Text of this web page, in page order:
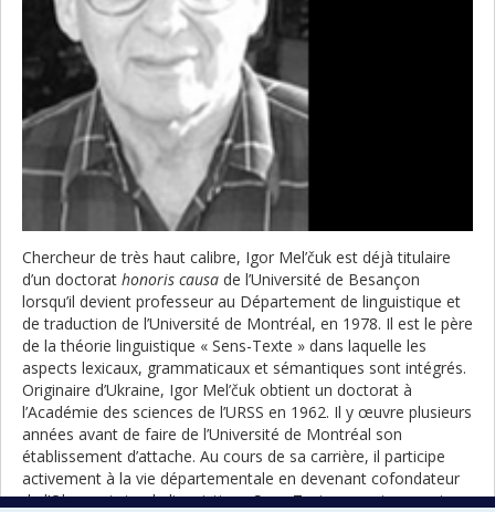
Chercheur de très haut calibre, Igor Mel’čuk est déjà titulaire
d’un doctorat honoris causa de l’Université de Besançon
lorsqu’il devient professeur au Département de linguistique et
de traduction de l’Université de Montréal, en 1978. Il est le père
de la théorie linguistique « Sens-Texte » dans laquelle les
aspects lexicaux, grammaticaux et sémantiques sont intégrés.
Originaire d’Ukraine, Igor Mel’čuk obtient un doctorat à
l’Académie des sciences de l’URSS en 1962. Il y œuvre plusieurs
années avant de faire de l’Université de Montréal son
établissement d’attache. Au cours de sa carrière, il participe
activement à la vie départementale en devenant cofondateur
de l’Observatoire de linguistique Sens-Texte, ce qui a permis au